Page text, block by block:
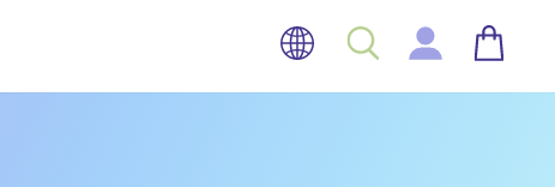
TAAL ZOEK INLOGGEN